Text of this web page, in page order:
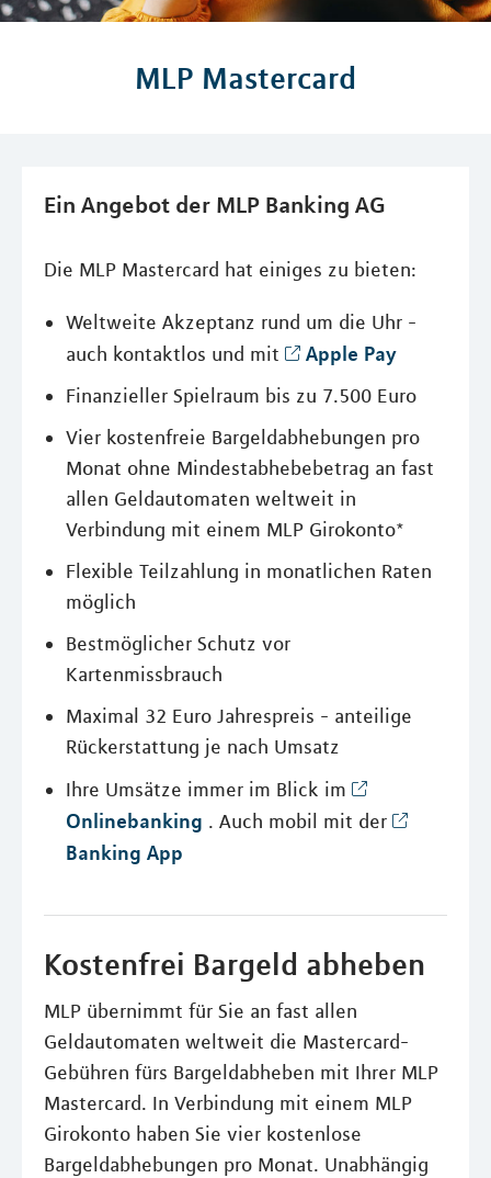
MLP Mastercard
Ein Angebot der MLP Banking AG
Die MLP Mastercard hat einiges zu bieten:
Weltweite Akzeptanz rund um die Uhr -
auch kontaktlos und mit
Apple Pay
Finanzieller Spielraum bis zu 7.500 Euro
Vier kostenfreie Bargeldabhebungen pro
Monat ohne Mindestabhebebetrag an fast
allen Geldautomaten weltweit in
Verbindung mit einem MLP Girokonto*
Flexible Teilzahlung in monatlichen Raten
möglich
Bestmöglicher Schutz vor
Kartenmissbrauch
Maximal 32 Euro Jahrespreis - anteilige
Rückerstattung je nach Umsatz
Ihre Umsätze immer im Blick im
Onlinebanking . Auch mobil mit der
Banking App
Kostenfrei Bargeld abheben
MLP übernimmt für Sie an fast allen
Geldautomaten weltweit die Mastercard-
Gebühren fürs Bargeldabheben mit Ihrer MLP
Mastercard. In Verbindung mit einem MLP
Girokonto haben Sie vier kostenlose
Bargeldabhebungen pro Monat. Unabhängig